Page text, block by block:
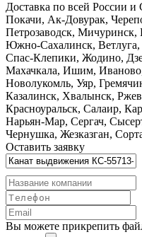
Доставка по всей России
Покачи, Ак-Довурак,
Петрозаводск,
Южно-Сахалинск, Ветлуга,
Спас-Клепики, Жодино,
Махачкала, Ишим,
Новолукомль, Уяр,
Казалинск, Хвалынск,
Красноуральск, Салаир,
Нарьян-Мар, Сергач,
Чернушка, Жезказган,
Оставить заявку
Вы можете прикрепить